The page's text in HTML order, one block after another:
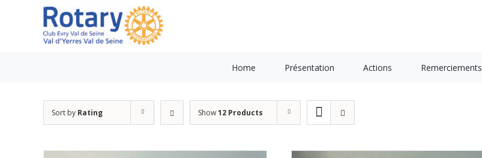
Home Présentation Actions Remerciements
Sort by Rating Show12 Products